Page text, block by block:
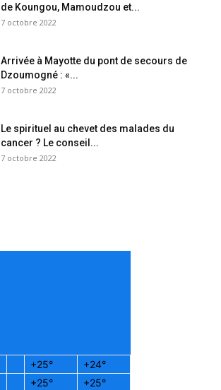
de Koungou, Mamoudzou et...
7 octobre 2022
Arrivée à Mayotte du pont de secours de
Dzoumogné : «...
7 octobre 2022
Le spirituel au chevet des malades du
cancer ? Le conseil...
7 octobre 2022
+25° +24°
+25° +25°